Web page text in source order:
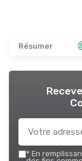
Résumer
* En